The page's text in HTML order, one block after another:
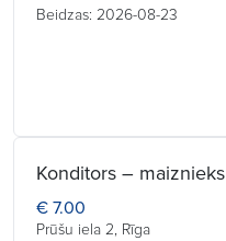
Beidzas: 2026-08-23
Konditors – maiznieks
€ 7.00
Prūšu iela 2, Rīga